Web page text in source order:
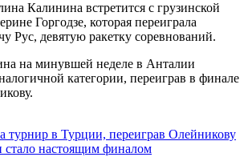
Калинина встретится с грузинской
Горгодзе, которая переиграла
Рус, девятую ракетку соревнований.
на минувшей неделе в Анталии
категории, переиграв в финале
турнир в Турции, переиграв Олейникову
стало настоящим финалом